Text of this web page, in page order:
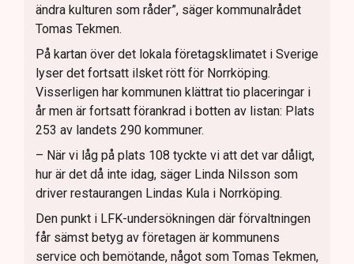
ändra kulturen som råder”, säger kommunalrådet
Tomas Tekmen.
På kartan över det lokala företagsklimatet i Sverige
lyser det fortsatt ilsket rött för Norrköping.
Visserligen har kommunen klättrat tio placeringar i
år men är fortsatt förankrad i botten av listan: Plats
253 av landets 290 kommuner.
– När vi låg på plats 108 tyckte vi att det var dåligt,
hur är det då inte idag, säger Linda Nilsson som
driver restaurangen Lindas Kula i Norrköping.
Den punkt i LFK-undersökningen där förvaltningen
får sämst betyg av företagen är kommunens
service och bemötande, något som Tomas Tekmen,